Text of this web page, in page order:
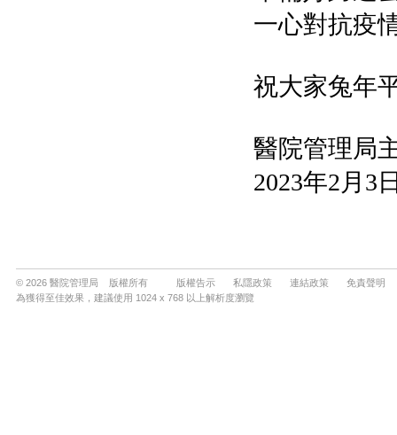
© 2026 醫院管理局 版權所有 版權告示 私隱政策 連結政策
免責聲明
為獲得至佳效果，建議使用 1024 x 768 以上解析度瀏覽